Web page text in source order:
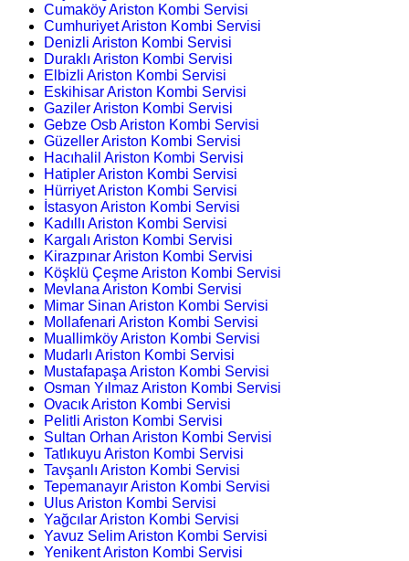
Cumaköy Ariston Kombi Servisi
Cumhuriyet Ariston Kombi Servisi
Denizli Ariston Kombi Servisi
Duraklı Ariston Kombi Servisi
Elbizli Ariston Kombi Servisi
Eskihisar Ariston Kombi Servisi
Gaziler Ariston Kombi Servisi
Gebze Osb Ariston Kombi Servisi
Güzeller Ariston Kombi Servisi
Hacıhalil Ariston Kombi Servisi
Hatipler Ariston Kombi Servisi
Hürriyet Ariston Kombi Servisi
İstasyon Ariston Kombi Servisi
Kadıllı Ariston Kombi Servisi
Kargalı Ariston Kombi Servisi
Kirazpınar Ariston Kombi Servisi
Köşklü Çeşme Ariston Kombi Servisi
Mevlana Ariston Kombi Servisi
Mimar Sinan Ariston Kombi Servisi
Mollafenari Ariston Kombi Servisi
Muallimköy Ariston Kombi Servisi
Mudarlı Ariston Kombi Servisi
Mustafapaşa Ariston Kombi Servisi
Osman Yılmaz Ariston Kombi Servisi
Ovacık Ariston Kombi Servisi
Pelitli Ariston Kombi Servisi
Sultan Orhan Ariston Kombi Servisi
Tatlıkuyu Ariston Kombi Servisi
Tavşanlı Ariston Kombi Servisi
Tepemanayır Ariston Kombi Servisi
Ulus Ariston Kombi Servisi
Yağcılar Ariston Kombi Servisi
Yavuz Selim Ariston Kombi Servisi
Yenikent Ariston Kombi Servisi